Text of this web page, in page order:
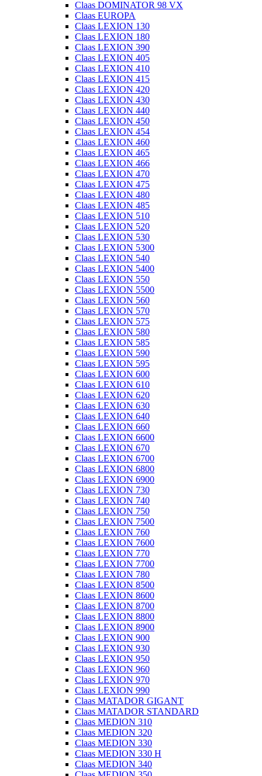
Claas DOMINATOR 98 VX
Claas EUROPA
Claas LEXION 130
Claas LEXION 180
Claas LEXION 390
Claas LEXION 405
Claas LEXION 410
Claas LEXION 415
Claas LEXION 420
Claas LEXION 430
Claas LEXION 440
Claas LEXION 450
Claas LEXION 454
Claas LEXION 460
Claas LEXION 465
Claas LEXION 466
Claas LEXION 470
Claas LEXION 475
Claas LEXION 480
Claas LEXION 485
Claas LEXION 510
Claas LEXION 520
Claas LEXION 530
Claas LEXION 5300
Claas LEXION 540
Claas LEXION 5400
Claas LEXION 550
Claas LEXION 5500
Claas LEXION 560
Claas LEXION 570
Claas LEXION 575
Claas LEXION 580
Claas LEXION 585
Claas LEXION 590
Claas LEXION 595
Claas LEXION 600
Claas LEXION 610
Claas LEXION 620
Claas LEXION 630
Claas LEXION 640
Claas LEXION 660
Claas LEXION 6600
Claas LEXION 670
Claas LEXION 6700
Claas LEXION 6800
Claas LEXION 6900
Claas LEXION 730
Claas LEXION 740
Claas LEXION 750
Claas LEXION 7500
Claas LEXION 760
Claas LEXION 7600
Claas LEXION 770
Claas LEXION 7700
Claas LEXION 780
Claas LEXION 8500
Claas LEXION 8600
Claas LEXION 8700
Claas LEXION 8800
Claas LEXION 8900
Claas LEXION 900
Claas LEXION 930
Claas LEXION 950
Claas LEXION 960
Claas LEXION 970
Claas LEXION 990
Claas MATADOR GIGANT
Claas MATADOR STANDARD
Claas MEDION 310
Claas MEDION 320
Claas MEDION 330
Claas MEDION 330 H
Claas MEDION 340